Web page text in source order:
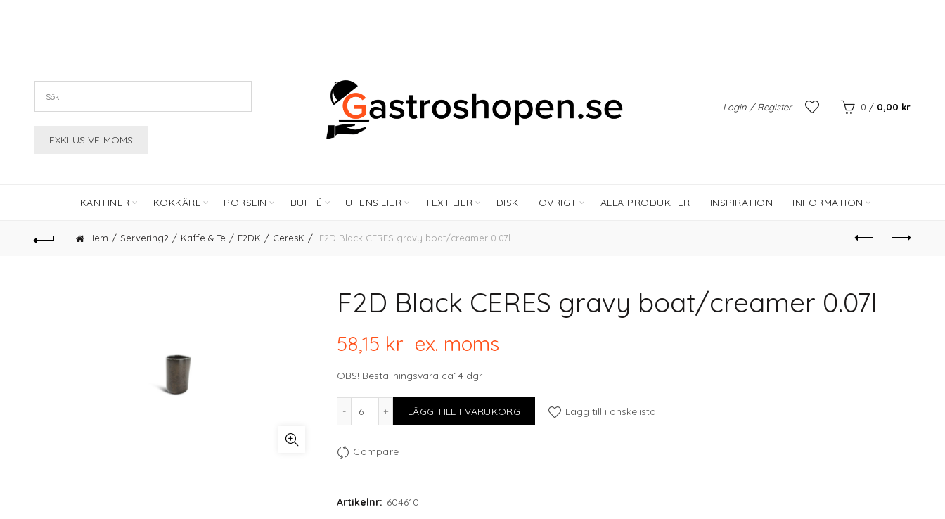
Login / Register 0 / 0,00 kr
KANTINER KOKKÄRL PORSLIN BUFFÉ UTENSILIER TEXTILIER DISK ÖVRIGT ALLA PRODUKTER INSPIRATION INFORMATION
Hem Servering2 Kaffe & Te F2DK CeresK F2D Black CERES gravy boat/creamer 0.07l
F2D Black CERES gravy boat/creamer 0.07l
58,15 kr ex. moms
OBS! Beställningsvara ca14 dgr
F2D Black CERES gravy boat/creamer 0.07l mängd
LÄGG TILL I VARUKORG Lägg till i önskelista
Compare
Artikelnr: 604610